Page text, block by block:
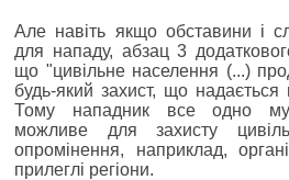
Але навіть якщо обставини і
для нападу, абзац 3
що "цивільне населення (...)
будь-який захист, що
Тому нападник все одно
можливе для захисту
опромінення, наприклад,
прилеглі регіони.